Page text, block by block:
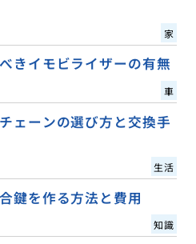
家
きイモビライザーの有無
車
ェーンの選び方と交換手
生活
鍵を作る方法と費用
知識